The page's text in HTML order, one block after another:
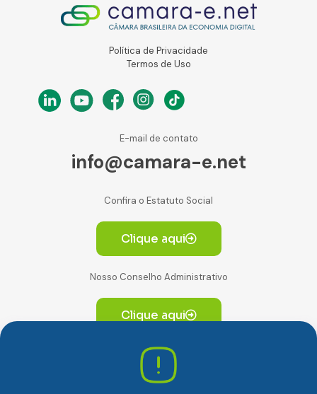
Política de Privacidade
Termos de Uso
E-mail de contato
info@camara-e.net
Confira o Estatuto Social
Clique aqui
Nosso Conselho Administrativo
Clique aqui
Av. Paulista, 2064. Conjunto 14, (Edifício Paulista) -
CEP 01310-928 Consolação – São Paulo/SP